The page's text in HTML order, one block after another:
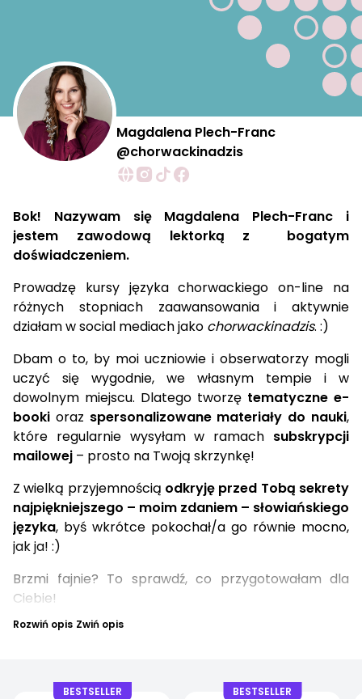
Magdalena Plech-Franc
@chorwackinadzis
Bok! Nazywam się Magdalena Plech-Franc i
jestem zawodową lektorką z bogatym
doświadczeniem.
Prowadzę kursy języka chorwackiego on-line na
różnych stopniach zaawansowania i aktywnie
działam w social mediach jako chorwackinadzis. :)
Dbam o to, by moi uczniowie i obserwatorzy mogli
uczyć się wygodnie, we własnym tempie i w
dowolnym miejscu. Dlatego tworzę tematyczne e-
booki oraz spersonalizowane materiały do nauki,
które regularnie wysyłam w ramach subskrypcji
mailowej – prosto na Twoją skrzynkę!
Z wielką przyjemnością odkryję przed Tobą sekrety
najpiękniejszego – moim zdaniem – słowiańskiego
języka, byś wkrótce pokochał/a go równie mocno,
jak ja! :)
Brzmi fajnie? To sprawdź, co przygotowałam dla
Ciebie!
Rozwiń opis Zwiń opis
BESTSELLER BESTSELLER